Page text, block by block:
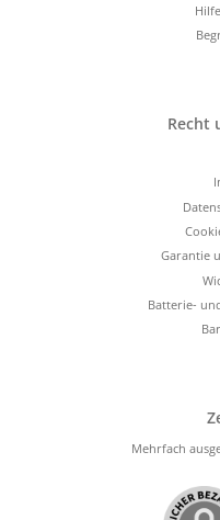
Recht
Garantie
Batterie-
Mehrfach